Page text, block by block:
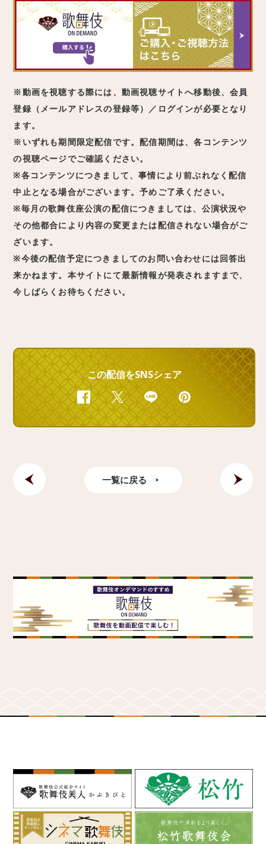
※動画を視聴する際には、動画視聴サイトへ移動後、会員
登録（メールアドレスの登録等）／ログインが必要となり
ます。
※いずれも期間限定配信です。配信期間は、各コンテンツ
の視聴ページでご確認ください。
※各コンテンツにつきまして、事情により前ぶれなく配信
中止となる場合がございます。予めご了承ください。
※毎月の歌舞伎座公演の配信につきましては、公演状況や
その他都合により内容の変更または配信されない場合がご
ざいます。
※今後の配信予定につきましてのお問い合わせには回答出
来かねます。本サイトにて最新情報が発表されますまで、
今しばらくお待ちください。
この配信をSNSシェア
FacebookTwitter Line
一覧に戻る